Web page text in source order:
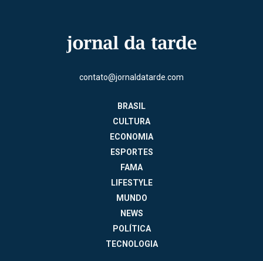
contato@jornaldatarde.com
BRASIL
CULTURA
ECONOMIA
ESPORTES
FAMA
LIFESTYLE
MUNDO
NEWS
POLÍTICA
TECNOLOGIA